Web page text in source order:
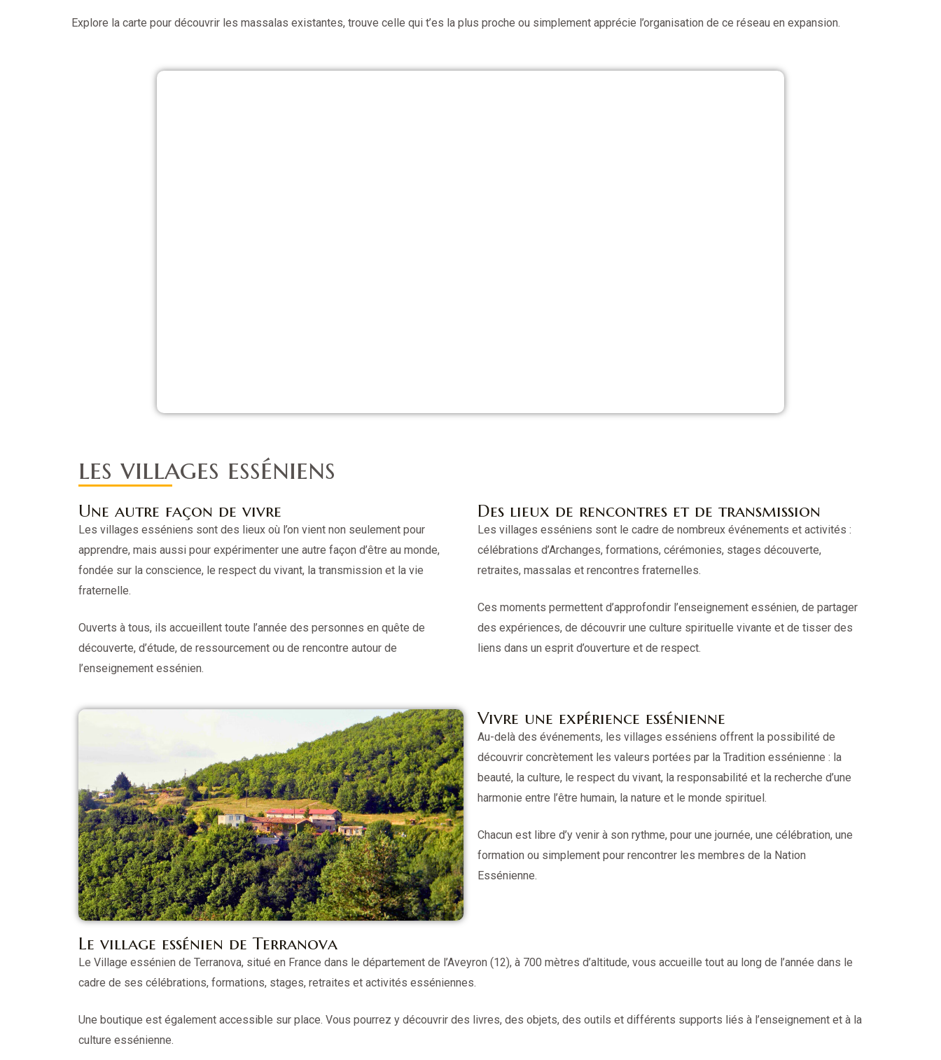
Explore la carte pour découvrir les massalas existantes, trouve celle qui t’es la plus proche ou simplement apprécie l’organisation de ce réseau en expansion.
les villages esséniens
Une autre façon de vivre
Les villages esséniens sont des lieux où l’on vient non seulement pour
apprendre, mais aussi pour expérimenter une autre façon d’être au monde,
fondée sur la conscience, le respect du vivant, la transmission et la vie
fraternelle.
Ouverts à tous, ils accueillent toute l’année des personnes en quête de
découverte, d’étude, de ressourcement ou de rencontre autour de
l’enseignement essénien.
Des lieux de rencontres et de transmission
Les villages esséniens sont le cadre de nombreux événements et activités :
célébrations d’Archanges, formations, cérémonies, stages découverte,
retraites, massalas et rencontres fraternelles.
Ces moments permettent d’approfondir l’enseignement essénien, de partager
des expériences, de découvrir une culture spirituelle vivante et de tisser des
liens dans un esprit d’ouverture et de respect.
Vivre une expérience essénienne
Au-delà des événements, les villages esséniens offrent la possibilité de
découvrir concrètement les valeurs portées par la Tradition essénienne : la
beauté, la culture, le respect du vivant, la responsabilité et la recherche d’une
harmonie entre l’être humain, la nature et le monde spirituel.
Chacun est libre d’y venir à son rythme, pour une journée, une célébration, une
formation ou simplement pour rencontrer les membres de la Nation
Essénienne.
Le village essénien de Terranova
Le Village essénien de Terranova, situé en France dans le département de l’Aveyron (12), à 700 mètres d’altitude, vous accueille tout au long de l’année dans le
cadre de ses célébrations, formations, stages, retraites et activités esséniennes.
Une boutique est également accessible sur place. Vous pourrez y découvrir des livres, des objets, des outils et différents supports liés à l’enseignement et à la
culture essénienne.